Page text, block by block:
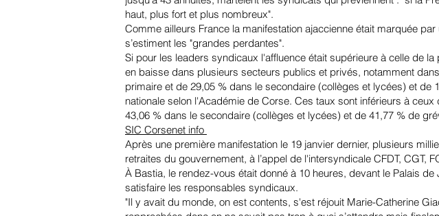
haut, plus fort et plus nombreux".
Comme ailleurs France la manifestation ajaccienne était marquée
s’estiment les "grandes perdantes".
Si pour les leaders syndicaux l'affluence était supérieure à celle de
en baisse dans plusieurs secteurs publics et privés, notamment
primaire et de 29,05 % dans le secondaire (collèges et lycées) et
nationale selon l'Académie de Corse. Ces taux sont inférieurs à
43,06 % dans le secondaire (collèges et lycées) et de 41,77 % de
SIC Corsenet info
Après une première manifestation le 19 janvier dernier, plusieurs
retraites du gouvernement, à l’appel de l'intersyndicale CFDT, CGT,
À Bastia, le rendez-vous était donné à 10 heures, devant le Palais
satisfaire les responsables syndicaux.
"Il y avait du monde, on est contents, s'est réjouit Marie-Catherine